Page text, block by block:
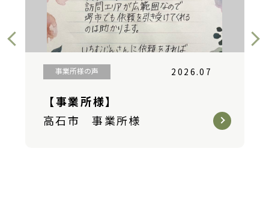
事業所様の声 2026.07
【事業所様】
高石市 事業所様